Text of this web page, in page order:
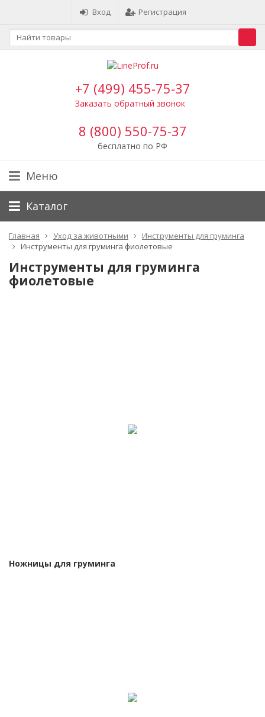
Вход Регистрация
+7 (499) 455-75-37
Заказать обратный звонок
8 (800) 550-75-37
бесплатно по РФ
Меню
Каталог
Главная Уход за животными
Инструменты для груминга
Инструменты для груминга фиолетовые
Инструменты для груминга
фиолетовые
Ножницы для груминга